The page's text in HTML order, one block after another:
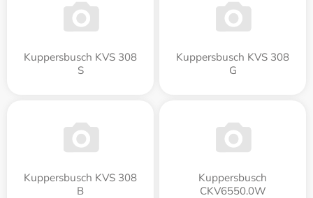
Kuppersbusch KVS 308
S
Kuppersbusch KVS 308
G
Kuppersbusch KVS 308
B
Kuppersbusch
CKV6550.0W